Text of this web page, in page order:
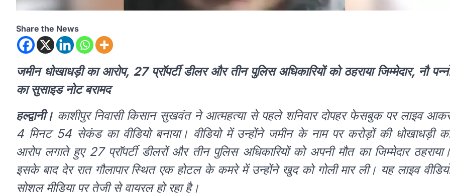
Share the News
जमीन धोखाधड़ी का आरोप, 27 प्रॉपर्टी डीलर और तीन पुलिस अधिकारियों को ठहराया जिम्मेदार, नौ
का सुसाइड नोट बरामद
हल्द्वानी। काशीपुर निवासी किसान सुखवंत ने आत्महत्या से पहले शनिवार दोपहर फेसबुक पर लाइव
4 मिनट 54 सेकंड का वीडियो बनाया। वीडियो में उन्होंने जमीन के नाम पर करोड़ों की धोखाधड़ी
आरोप लगाते हुए 27 प्रॉपर्टी डीलरों और तीन पुलिस अधिकारियों को अपनी मौत का जिम्मेदार
इसके बाद देर रात गौलापार स्थित एक होटल के कमरे में उन्होंने खुद को गोली मार ली। यह लाइव
सोशल मीडिया पर तेजी से वायरल हो रहा है।